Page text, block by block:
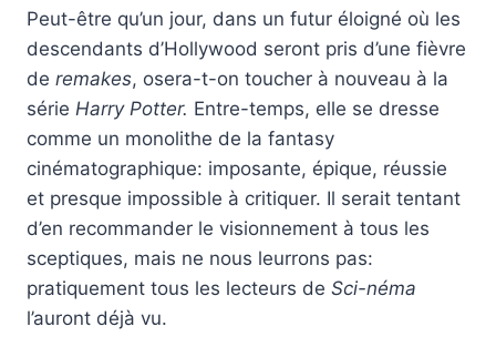
Peut-être qu’un jour, dans un futur éloigné où les
descendants d’Hollywood seront pris d’une fièvre
de remakes, osera-t-on toucher à nouveau à la
série Harry Potter. Entre-temps, elle se dresse
comme un monolithe de la fantasy
cinématographique: imposante, épique, réussie
et presque impossible à critiquer. Il serait tentant
d’en recommander le visionnement à tous les
sceptiques, mais ne nous leurrons pas:
pratiquement tous les lecteurs de Sci-néma
l’auront déjà vu.